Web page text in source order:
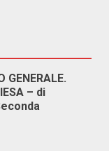
GENERALE.
– di